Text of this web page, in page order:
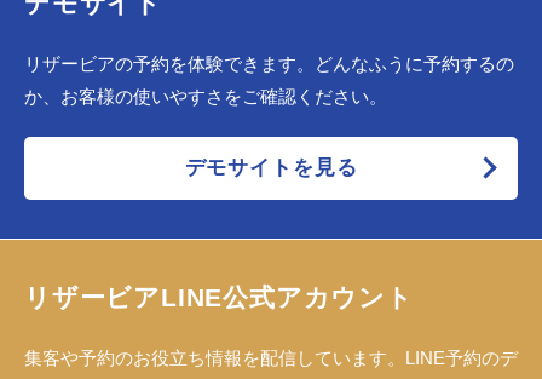
リザービアの予約を体験できます。どんなふうに予約するの
か、お客様の使いやすさをご確認ください。
デモサイトを見る
リザービアLINE公式アカウント
集客や予約のお役立ち情報を配信しています。LINE予約のデ